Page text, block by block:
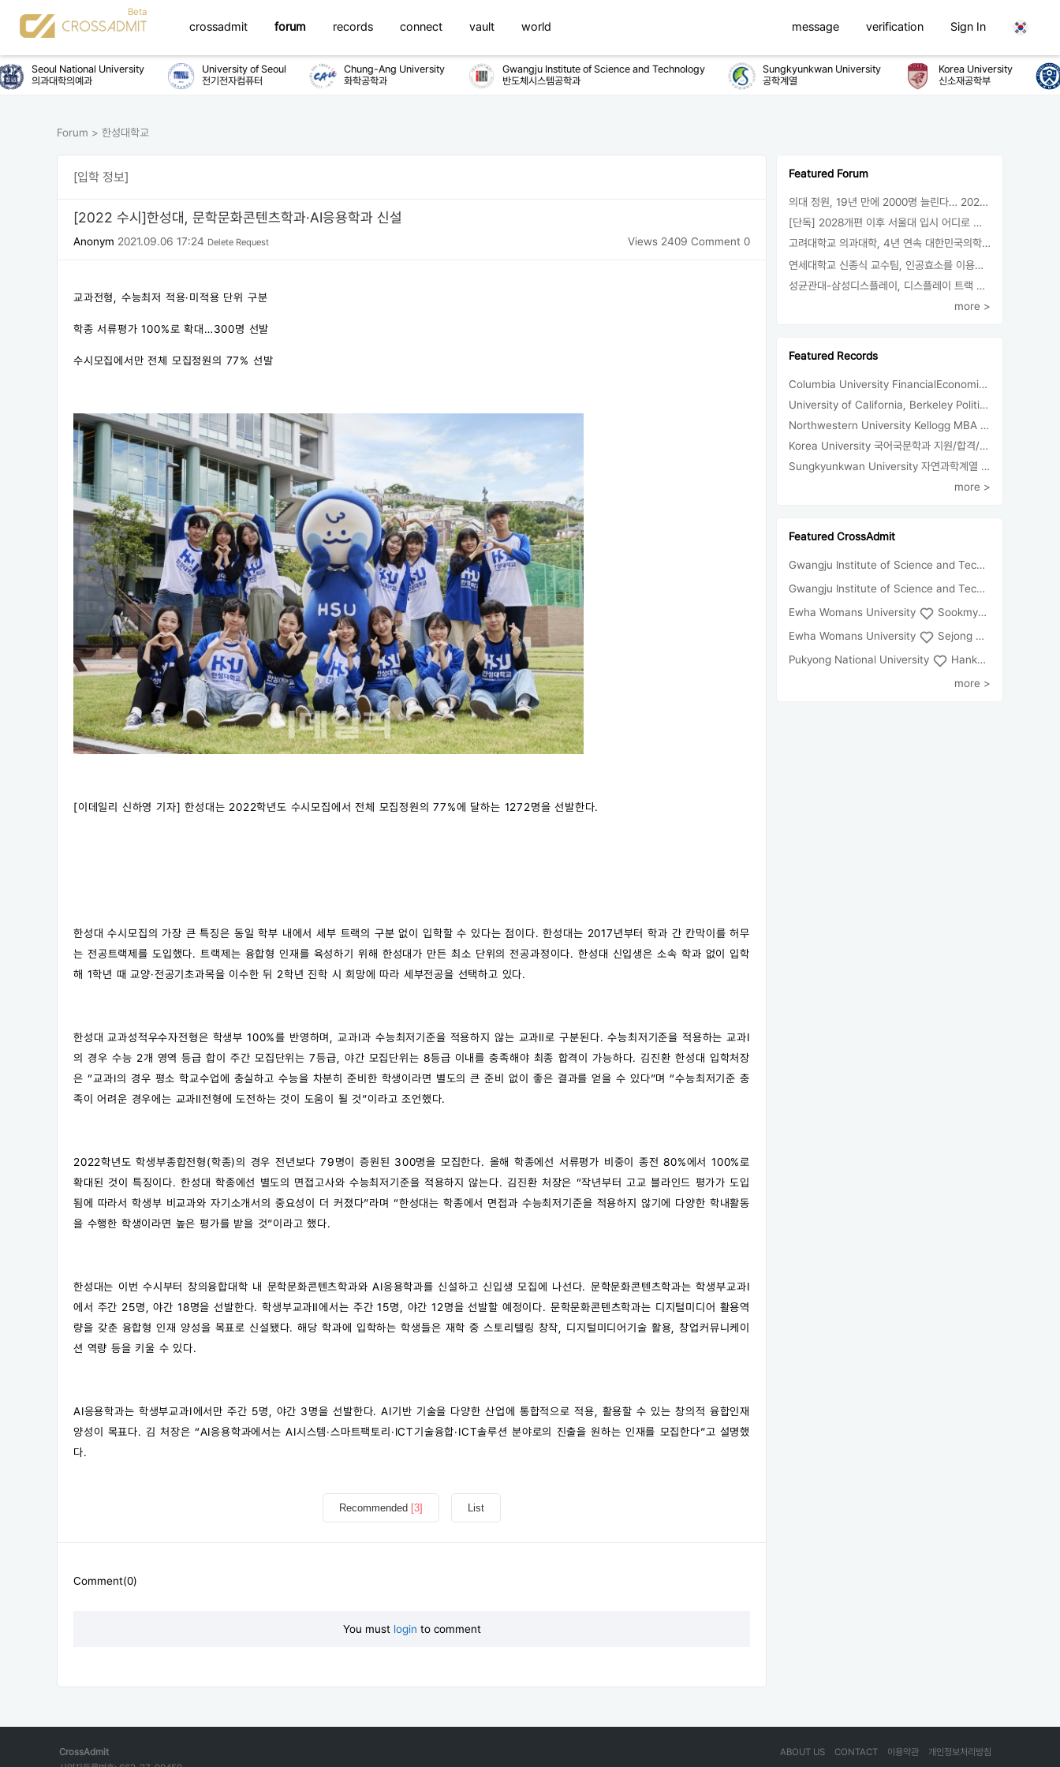
crossadmit forum records connect vault world message verification Sign In
Seoul National University
의과대학의예과
University of Seoul
전기전자컴퓨터
Chung-Ang University
화학공학과
Gwangju Institute of Science and Technology
반도체시스템공학과
Sungkyunkwan University
공학계열
Korea University
신소재공학부
Forum > 한성대학교
[입학 정보]
[2022 수시]한성대, 문학문화콘텐츠학과·AI응용학과 신설
Anonym 2021.09.06 17:24 Delete Request Views 2409 Comment 0
교과전형, 수능최저 적용·미적용 단위 구분
학종 서류평가 100%로 확대…300명 선발
수시모집에서만 전체 모집정원의 77% 선발
[이데일리 신하영 기자] 한성대는 2022학년도 수시모집에서 전체 모집정원의 77%에 달하는 1272명을 선발한다.
한성대 수시모집의 가장 큰 특징은 동일 학부 내에서 세부 트랙의 구분 없이 입학할 수 있다는 점이다. 한성대는 2017년부터 학과 간 칸막이를 허무
는 전공트랙제를 도입했다. 트랙제는 융합형 인재를 육성하기 위해 한성대가 만든 최소 단위의 전공과정이다. 한성대 신입생은 소속 학과 없이 입학
해 1학년 때 교양·전공기초과목을 이수한 뒤 2학년 진학 시 희망에 따라 세부전공을 선택하고 있다.
한성대 교과성적우수자전형은 학생부 100%를 반영하며, 교과Ⅰ과 수능최저기준을 적용하지 않는 교과Ⅱ로 구분된다. 수능최저기준을 적용하는 교과Ⅰ
의 경우 수능 2개 영역 등급 합이 주간 모집단위는 7등급, 야간 모집단위는 8등급 이내를 충족해야 최종 합격이 가능하다. 김진환 한성대 입학처장
은 “교과Ⅰ의 경우 평소 학교수업에 충실하고 수능을 차분히 준비한 학생이라면 별도의 큰 준비 없이 좋은 결과를 얻을 수 있다”며 “수능최저기준 충
족이 어려운 경우에는 교과Ⅱ전형에 도전하는 것이 도움이 될 것”이라고 조언했다.
2022학년도 학생부종합전형(학종)의 경우 전년보다 79명이 증원된 300명을 모집한다. 올해 학종에선 서류평가 비중이 종전 80%에서 100%로
확대된 것이 특징이다. 한성대 학종에선 별도의 면접고사와 수능최저기준을 적용하지 않는다. 김진환 처장은 “작년부터 고교 블라인드 평가가 도입
됨에 따라서 학생부 비교과와 자기소개서의 중요성이 더 커졌다”라며 “한성대는 학종에서 면접과 수능최저기준을 적용하지 않기에 다양한 학내활동
을 수행한 학생이라면 높은 평가를 받을 것”이라고 했다.
한성대는 이번 수시부터 창의융합대학 내 문학문화콘텐츠학과와 AI응용학과를 신설하고 신입생 모집에 나선다. 문학문화콘텐츠학과는 학생부교과Ⅰ
에서 주간 25명, 야간 18명을 선발한다. 학생부교과Ⅱ에서는 주간 15명, 야간 12명을 선발할 예정이다. 문학문화콘텐츠학과는 디지털미디어 활용역
량을 갖춘 융합형 인재 양성을 목표로 신설됐다. 해당 학과에 입학하는 학생들은 재학 중 스토리텔링 창작, 디지털미디어기술 활용, 창업커뮤니케이
션 역량 등을 키울 수 있다.
AI응용학과는 학생부교과Ⅰ에서만 주간 5명, 야간 3명을 선발한다. AI기반 기술을 다양한 산업에 통합적으로 적용, 활용할 수 있는 창의적 융합인재
양성이 목표다. 김 처장은 “AI응용학과에서는 AI시스템·스마트팩토리·ICT기술융합·ICT솔루션 분야로의 진출을 원하는 인재를 모집한다”고 설명했
다.
Recommended [3] List
Comment(0)
You must login to comment
Featured Forum
의대 정원, 19년 만에 2000명 늘린다… 2025년 입시부터 적용
[단독] 2028개편 이후 서울대 입시 어디로 갈까.. ‘정시40% 폐지 추진’
고려대학교 의과대학, 4년 연속 대한민국의학한림원 정회원 최다 배출 外
연세대학교 신종식 교수팀, 인공효소를 이용한 아민의 키랄전환 세계 최초로 성공
성균관대-삼성디스플레이, 디스플레이 트랙 운영 협약 체결
more >
Featured Records
Columbia University FinancialEconomics 지원
University of California, Berkeley Political Science 지원/합격/등록
Northwestern University Kellogg MBA 합격
Korea University 국어국문학과 지원/합격/등록
Sungkyunkwan University 자연과학계열 지원/합격/등록
more >
Featured CrossAdmit
Gwangju Institute of Science and Technology
Gwangju Institute of Science and Technology
Ewha Womans University
Sookmyung Women's University
Ewha Womans University
Sejong University
Pukyong National University
Hankuk University of Foreign Studies(Global Campus
more >
CrossAdmit 개인정보처리방침
이용약관
CONTACT
ABOUT US